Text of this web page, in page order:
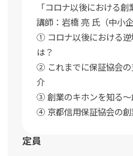
「コロナ以後における創
講師：岩橋 亮 氏（中小企
① コロナ以後における逆
は？
② これまでに保証協会
介
③ 創業のキホンを知る
④ 京都信用保証協会の創
定員